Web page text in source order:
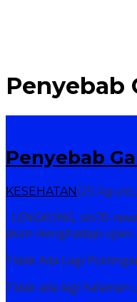
Penyebab
Penyebab
KESEHATAN 25
LENGKONG, sln70-
akan menghadapi ujian,
Tidak Ada Lagi
Tidak ada lagi halaman